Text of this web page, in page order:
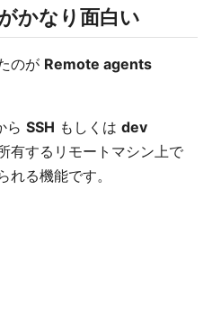
かなり面白い
のが Remote agents
ら SSH もしくは dev
有するリモートマシン上で
る機能です。